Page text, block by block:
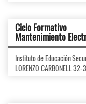
Ciclo Formativo
Mantenimiento
Instituto de Educación
LORENZO CARBONELL